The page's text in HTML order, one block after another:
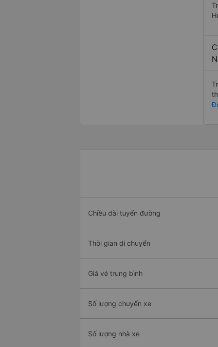
Chiều dài tuyến đường
Thời gian di chuyển
Giá vé trung bình
Số lượng chuyến xe
Số lượng nhà xe